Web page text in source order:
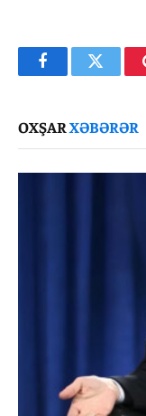
FacebookTwitter
OXŞARXƏBƏRƏR